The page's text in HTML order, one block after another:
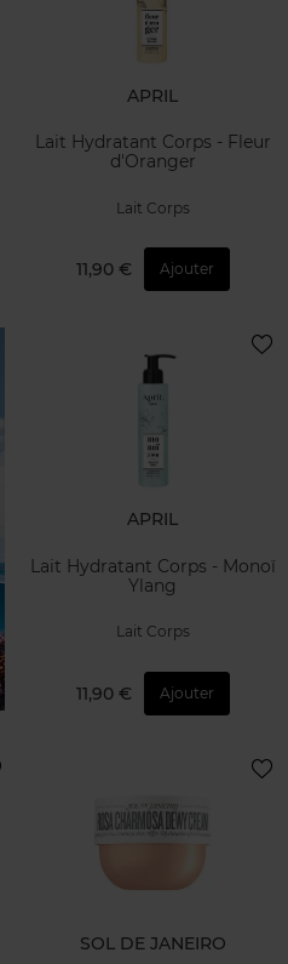
APRIL
Lait Hydratant Corps - Fleur
d'Oranger
Lait Corps
11,90 € Ajouter
APRIL
Lait Hydratant Corps - Monoï
Ylang
Lait Corps
11,90 € Ajouter
SOL DE JANEIRO